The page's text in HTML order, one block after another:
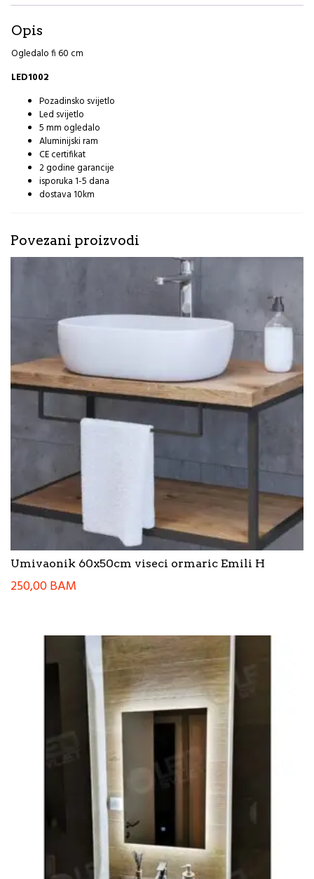
Opis
Ogledalo fi 60 cm
LED1002
Pozadinsko svijetlo
Led svijetlo
5 mm ogledalo
Aluminijski ram
CE certifikat
2 godine garancije
isporuka 1-5 dana
dostava 10km
Povezani proizvodi
Umivaonik 60x50cm viseci ormaric Emili H
250,00BAM